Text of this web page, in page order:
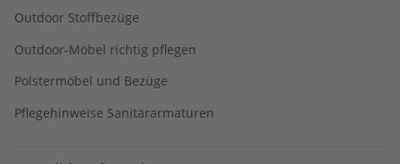
Outdoor Stoffbezüge
Outdoor-Möbel richtig pflegen
Polstermöbel und Bezüge
Pflegehinweise Sanitärarmaturen